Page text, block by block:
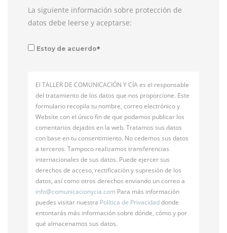
La siguiente información sobre protección de
datos debe leerse y aceptarse:
Estoy de acuerdo*
El TALLER DE COMUNICACIÓN Y CÍA es el responsable
del tratamiento de los datos que nos proporcione. Este
formulario recopila tu nombre, correo electrónico y
Website con el único fin de que podamos publicar los
comentarios dejados en la web. Tratamos sus datos
con base en tu consentimiento. No cedemos sus datos
a terceros. Tampoco realizamos transferencias
internacionales de sus datos. Puede ejercer sus
derechos de acceso, rectificación y supresión de los
datos, así como otros derechos enviando un correo a
info@comunicacionycia.com Para más información
puedes visitar nuestra Política de Privacidaddonde
entontarás más información sobre dónde, cómo y por
qué almacenamos sus datos.